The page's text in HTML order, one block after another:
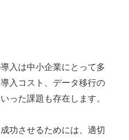
入は中小企業にとって多
入コスト、データ移行の
った課題も存在します。
功させるためには、適切